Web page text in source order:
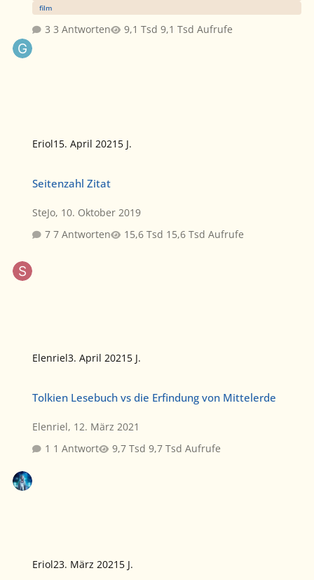
film
3 Antworten 9,1 Tsd Aufrufe
Eriol15. April 2021 5 J.
Seitenzahl Zitat
SteJo, 10. Oktober 2019
7 Antworten
15,6 Tsd Aufrufe
Elenriel3. April 2021 5 J.
Tolkien Lesebuch vs die Erfindung von Mittelerde
Elenriel, 12. März 2021
1 Antwort
9,7 Tsd Aufrufe
Eriol23. März 2021 5 J.